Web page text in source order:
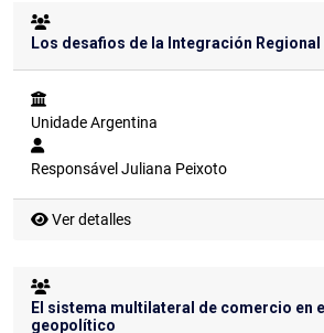
Los desafios de la Integración Regional
UnidadeArgentina
Responsável Juliana Peixoto
Ver detalles
El sistema multilateral de comercio en
geopolítico